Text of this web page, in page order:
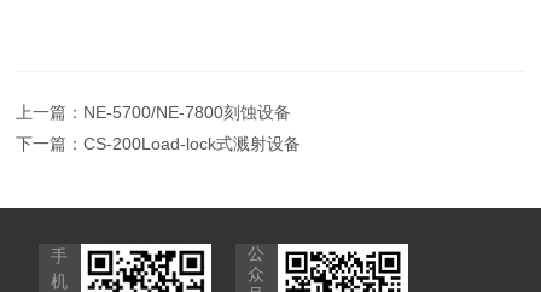
上一篇： NE-5700/NE-7800刻蚀设备
下一篇：CS-200Load-lock式溅射设备
手
机
公
众